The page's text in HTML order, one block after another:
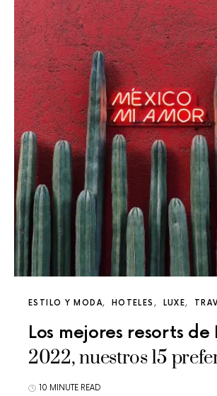
ESTILO Y MODA HOTELES LUXE
Los mejores resorts
2022, nuestros 15
10 MINUTE READ